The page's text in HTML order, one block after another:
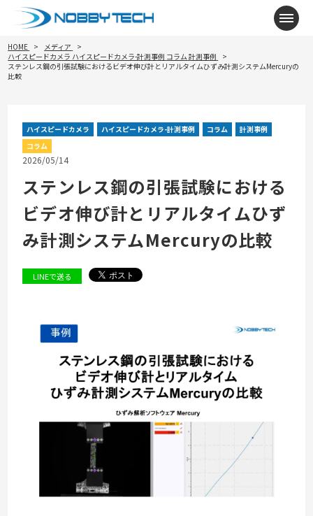
メニ
HOME
メディア
ハイスピードカメラ ハイスピードカメラ-計測事例 コラム計測事例
ステンレス鋼の引張試験におけるビデオ伸び計とリアルタイムひずみ計測システムMercuryの
比較
ハイスピードカメラ ハイスピードカメラ-計測事例 コラム
計測事例
コラム
2026/05/14
ステンレス鋼の引張試験における
ビデオ伸び計とリアルタイムひず
み計測システムMercuryの比較
LINEで送る